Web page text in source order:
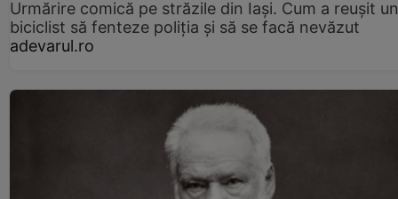
Urmărire comică pe străzile din Iași. Cum a reușit un
biciclist să fenteze poliția și să se facă nevăzut
adevarul.ro